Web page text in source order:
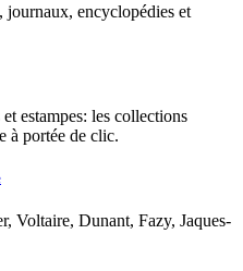
journaux, encyclopédies et
estampes: les collections
à portée de clic.
Voltaire, Dunant, Fazy, Jaques-